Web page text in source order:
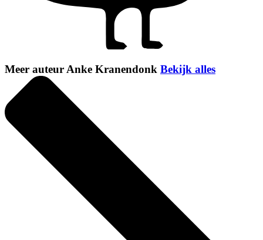
Meer auteur Anke Kranendonk Bekijk alles